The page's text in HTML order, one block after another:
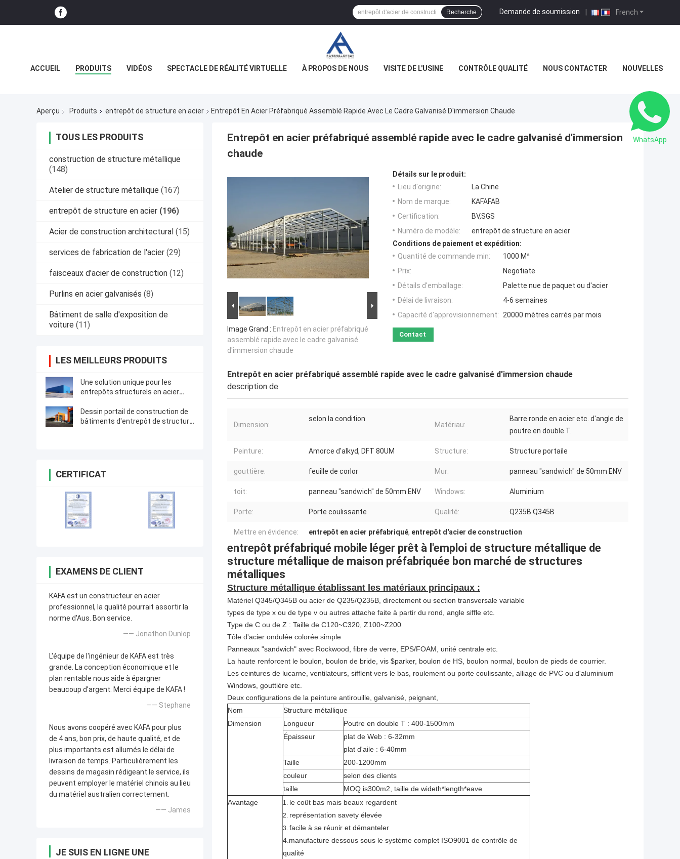
French
Demande de soumission |
Recherche
ACCUEIL PRODUITS VIDÉOS SPECTACLE DE RÉALITÉ VIRTUELLE À PROPOS DE NOUS VISITE DE L'USINE CONTRÔLE QUALITÉ NOUS CONTACTER NOUVELLES
Aperçu Produits entrepôt de structure en acier Entrepôt En Acier Préfabriqué Assemblé Rapide Avec Le Cadre Galvanisé D'immersion Chaude
TOUS LES PRODUITS
construction de structure métallique
(148)
Atelier de structure métallique (167)
entrepôt de structure en acier (196)
Acier de construction architectural (15)
services de fabrication de l'acier (29)
faisceaux d'acier de construction (12)
Purlins en acier galvanisés (8)
Bâtiment de salle d'exposition de
voiture (11)
LES MEILLEURS PRODUITS
Une solution unique pour les
entrepôts structurels en acier
Dessin portail de construction de
bâtiments d'entrepôt de structure
CERTIFICAT
EXAMENS DE CLIENT
KAFA est un constructeur en acier
professionnel, la qualité pourrait assortir la
norme d'Aus. Bon service.
—— Jonathon Dunlop
L'équipe de l'ingénieur de KAFA est très
grande. La conception économique et le
plan rentable nous aide à épargner
beaucoup d'argent. Merci équipe de KAFA !
—— Stephane
Nous avons coopéré avec KAFA pour plus
de 4 ans, bon prix, de haute qualité, et de
plus importants est allumés le délai de
livraison de temps. Particulièrement les
dessins de magasin rédigeant le service, ils
peuvent employer le matériel chinois au lieu
du matériel australien correctement.
—— James
JE SUIS EN LIGNE UNE
Entrepôt en acier préfabriqué assemblé rapide avec le cadre galvanisé d'immersion
chaude
Image Grand : Entrepôt en acier préfabriqué
assemblé rapide avec le cadre galvanisé
d'immersion chaude
Détails sur le produit:
Lieu d'origine:
La Chine
Nom de marque:
KAFAFAB
Certification:
BV,SGS
Numéro de modèle:
entrepôt de structure en acier
Conditions de paiement et expédition:
Quantité de commande min:
1000 M²
Prix:
Negotiate
Détails d'emballage:
Palette nue de paquet ou d'acier
Délai de livraison:
4-6 semaines
Capacité d'approvisionnement: 20000 mètres carrés par mois
Contact
Entrepôt en acier préfabriqué assemblé rapide avec le cadre galvanisé d'immersion chaude
description de
Dimension:
selon la condition
Matériau:
Barre ronde en acier etc. d'angle de
poutre en double T.
Peinture: Amorce d'alkyd, DFT 80UM Structure: Structure portaile
gouttière: feuille de corlor Mur: panneau "sandwich" de 50mm ENV
toit: panneau "sandwich" de 50mm ENV Windows: Aluminium
Porte: Porte coulissante Qualité: Q235B Q345B
Mettre en évidence: entrepôt en acier préfabriqué, entrepôt d'acier de construction
entrepôt préfabriqué mobile léger prêt à l'emploi de structure métallique de
structure métallique de maison préfabriquée bon marché de structures
métalliques
Structure métallique établissant les matériaux principaux :
Matériel Q345/Q345B ou acier de Q235/Q235B, directement ou section transversale variable
types de type x ou de type v ou autres attache faite à partir du rond, angle siffle etc.
Type de C ou de Z : Taille de C120~C320, Z100~Z200
Tôle d'acier ondulée colorée simple
Panneaux "sandwich" avec Rockwood, fibre de verre, EPS/FOAM, unité centrale etc.
La haute renforcent le boulon, boulon de bride, vis $parker, boulon de HS, boulon normal, boulon de pieds de courrier.
Les ceintures de lucarne, ventilateurs, sifflent vers le bas, roulement ou porte coulissante, alliage de PVC ou d'aluminium
Windows, gouttière etc.
Deux configurations de la peinture antirouille, galvanisé, peignant,
Nom
Structure métallique
Dimension
Longueur
Poutre en double T : 400-1500mm
Épaisseur
plat de Web : 6-32mm
plat d'aile : 6-40mm
Taille
200-1200mm
couleur
selon des clients
taille
MOQ is300m2, taille de wideth*length*eave
Avantage
1. le coût bas mais beaux regardent
2. représentation savety élevée
3. facile à se réunir et démanteler
4.manufacture dessous sous le système complet ISO9001 de contrôle de
qualité
WhatsApp